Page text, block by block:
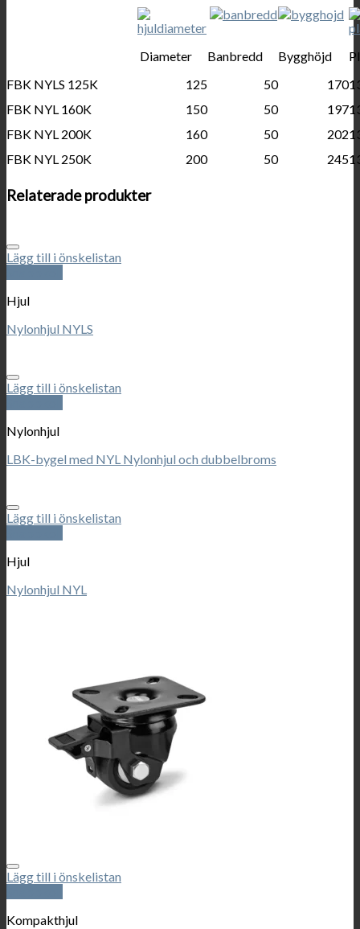
Diameter Banbredd Bygghöjd
FBK NYLS 125K
125 50 170
FBK NYL 160K
150 50 197
FBK NYL 200K
160 50 202
FBK NYL 250K
200 50 245
Relaterade produkter
Lägg till i önskelistan
Hjul
Nylonhjul NYLS
Lägg till i önskelistan
Nylonhjul
LBK-bygel med NYL Nylonhjul och dubbelbroms
Lägg till i önskelistan
Hjul
Nylonhjul NYL
Lägg till i önskelistan
Kompakthjul